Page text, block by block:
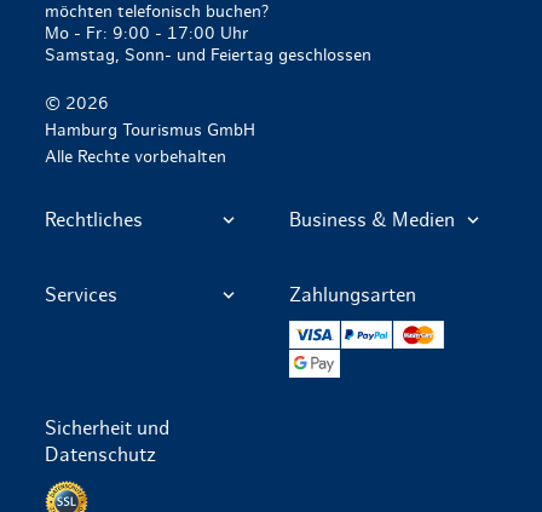
möchten telefonisch buchen?
Mo - Fr: 9:00 - 17:00 Uhr
Samstag, Sonn- und Feiertag geschlossen
© 2026
Hamburg Tourismus GmbH
Alle Rechte vorbehalten
Rechtliches Business & Medien
Services Zahlungsarten
VISA PayPal
Sicherheit und
Datenschutz